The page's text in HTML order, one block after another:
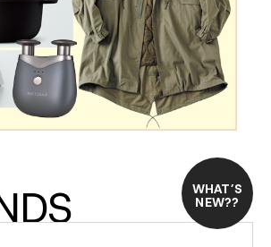
WHAT’S
NEW??